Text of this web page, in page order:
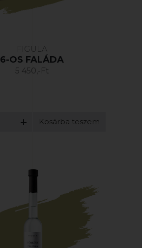
FIGULA
6-OS FALÁDA
5 450,-Ft
Kosárba teszem